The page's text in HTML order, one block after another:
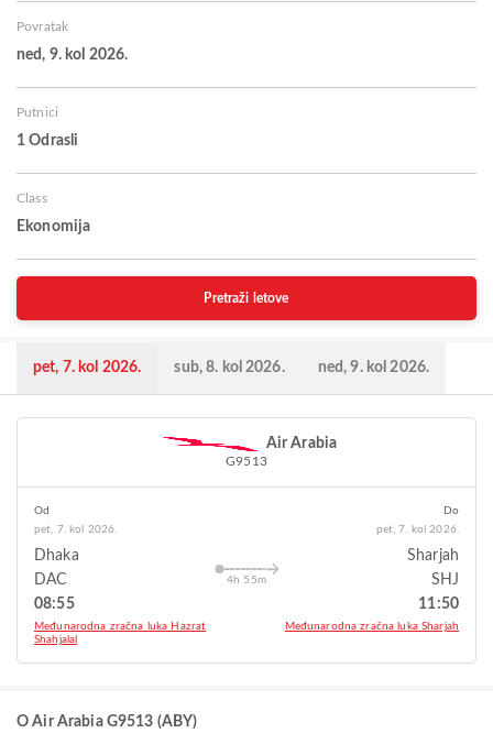
Povratak
ned, 9. kol 2026.
Putnici
1 Odrasli
Class
Ekonomija
Pretraži letove
pet, 7. kol 2026. sub, 8. kol 2026. ned, 9. kol 2026.
Air Arabia
G9513
Od
pet, 7. kol 2026.
Dhaka
DAC
08:55
Međunarodna zračna luka Hazrat
Shahjalal
4h 55m
Do
pet, 7. kol 2026.
Sharjah
SHJ
11:50
Međunarodna zračna luka Sharjah
O Air Arabia G9513 (ABY)